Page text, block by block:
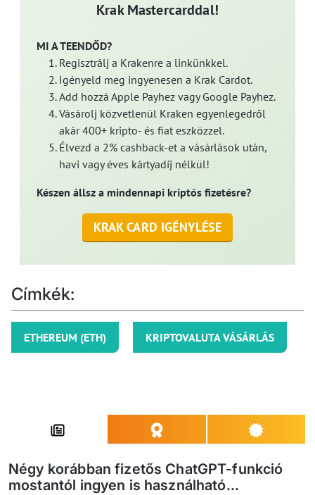
Krak Mastercarddal!
MI A TEENDŐD?
Regisztrálj a Krakenre a linkünkkel.
Igényeld meg ingyenesen a Krak Cardot.
Add hozzá Apple Payhez vagy Google Payhez.
Vásárolj közvetlenül Kraken egyenlegedről
akár 400+ kripto- és fiat eszközzel.
Élvezd a 2% cashback-et a vásárlások után,
havi vagy éves kártyadíj nélkül!
Készen állsz a mindennapi kriptós fizetésre?
KRAK CARD IGÉNYLÉSE
Címkék:
ETHEREUM (ETH) KRIPTOVALUTA VÁSÁRLÁS
Négy korábban fizetős ChatGPT-funkció
mostantól ingyen is használható...